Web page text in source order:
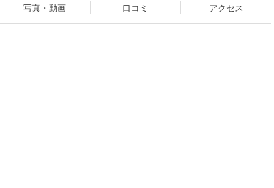
写真・動画 口コミ アクセス